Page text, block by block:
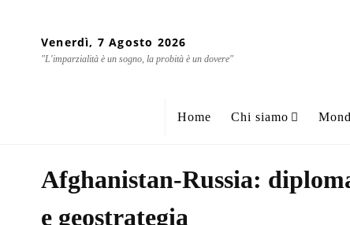
Venerdì, 7 Agosto 2026
"L'imparzialità è un sogno, la probità è un dovere"
Home Chi siamo
Afghanistan-Russia:
e geostrategia